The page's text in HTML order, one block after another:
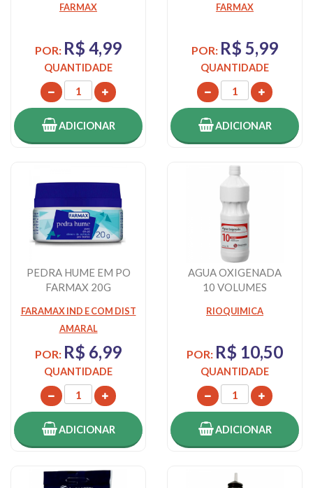
FARMAX
POR: R$ 4,99
QUANTIDADE
ADICIONAR
FARMAX
POR: R$ 5,99
QUANTIDADE
ADICIONAR
PEDRA HUME EM PO
FARMAX 20G
FARAMAX IND E COM DIST
AMARAL
POR: R$ 6,99
QUANTIDADE
ADICIONAR
AGUA OXIGENADA
10 VOLUMES
RIOQUIMICA
POR: R$ 10,50
QUANTIDADE
ADICIONAR